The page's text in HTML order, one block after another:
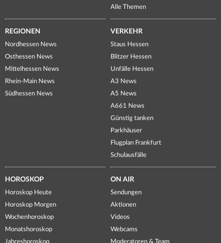
Alle Themen
REGIONEN
Nordhessen News
Osthessen News
Mittelhessen News
Rhein-Main News
Südhessen News
VERKEHR
Staus Hessen
Blitzer Hessen
Unfälle Hessen
A3 News
A5 News
A661 News
Günstig tanken
Parkhäuser
Flugplan Frankfurt
Schulausfälle
HOROSKOP
Horoskop Heute
Horoskop Morgen
Wochenhoroskop
Monatshoroskop
Jahreshoroskop
ON AIR
Sendungen
Aktionen
Videos
Webcams
Moderatoren & Team